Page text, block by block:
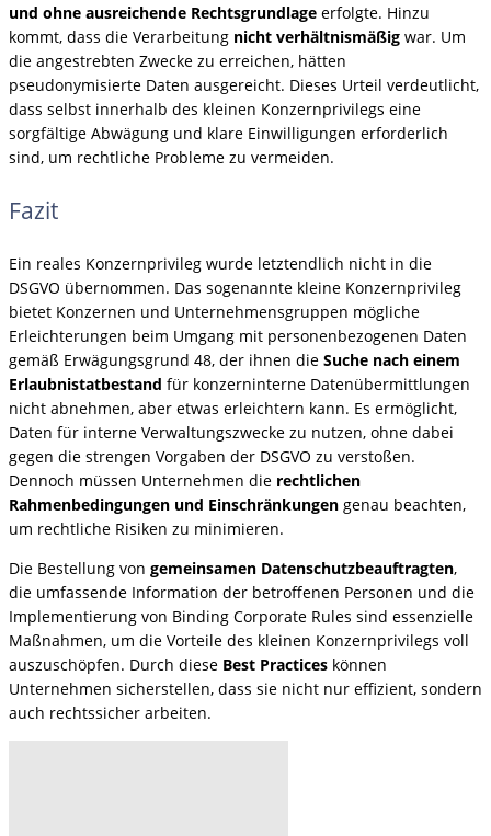
und ohne ausreichende Rechtsgrundlage erfolgte. Hinzu
kommt, dass die Verarbeitung nicht verhältnismäßig war. Um
die angestrebten Zwecke zu erreichen, hätten
pseudonymisierte Daten ausgereicht. Dieses Urteil verdeutlicht,
dass selbst innerhalb des kleinen Konzernprivilegs eine
sorgfältige Abwägung und klare Einwilligungen erforderlich
sind, um rechtliche Probleme zu vermeiden.
Fazit
Ein reales Konzernprivileg wurde letztendlich nicht in die
DSGVO übernommen. Das sogenannte kleine Konzernprivileg
bietet Konzernen und Unternehmensgruppen mögliche
Erleichterungen beim Umgang mit personenbezogenen Daten
gemäß Erwägungsgrund 48, der ihnen die Suche nach einem
Erlaubnistatbestand für konzerninterne Datenübermittlungen
nicht abnehmen, aber etwas erleichtern kann. Es ermöglicht,
Daten für interne Verwaltungszwecke zu nutzen, ohne dabei
gegen die strengen Vorgaben der DSGVO zu verstoßen.
Dennoch müssen Unternehmen die rechtlichen
Rahmenbedingungen und Einschränkungen genau beachten,
um rechtliche Risiken zu minimieren.
Die Bestellung von gemeinsamen Datenschutzbeauftragten,
die umfassende Information der betroffenen Personen und die
Implementierung von Binding Corporate Rules sind essenzielle
Maßnahmen, um die Vorteile des kleinen Konzernprivilegs voll
auszuschöpfen. Durch diese Best Practices können
Unternehmen sicherstellen, dass sie nicht nur effizient, sondern
auch rechtssicher arbeiten.